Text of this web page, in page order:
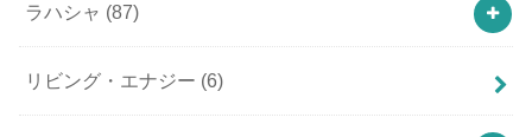
ラハシャ (87)
リビング・エナジー (6)